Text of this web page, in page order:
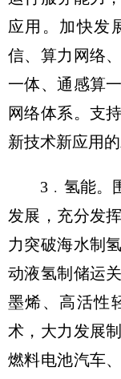
应用。加快发
信、算力网络
一体、通感算
网络体系。支
新技术新应用
3﹒氢能。
发展，充分发
力突破海水制
动液氢制储运
墨烯、高活性
术，大力发展
燃料电池汽车